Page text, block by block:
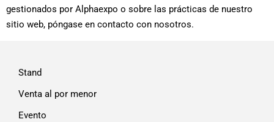
gestionados por Alphaexpo o sobre las prácticas de nuestro
sitio web, póngase en contacto con nosotros.
Stand
Venta al por menor
Evento